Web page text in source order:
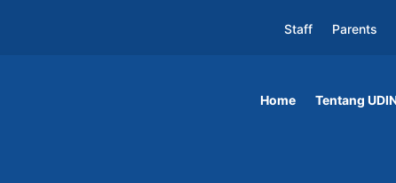
Staff Parents
Home Tentang